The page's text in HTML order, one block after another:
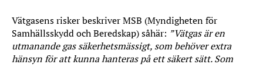
Vätgasens risker beskriver MSB (Myndigheten för
Samhällsskydd och Beredskap) såhär: ”Vätgas är en
utmanande gas säkerhetsmässigt, som behöver extra
hänsyn för att kunna hanteras på ett säkert sätt. Som